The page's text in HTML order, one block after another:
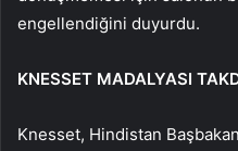
engellendiğini duyurdu.
KNESSET MADALYASI
Knesset, Hindistan